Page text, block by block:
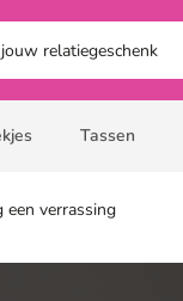
Tassen
verrassing